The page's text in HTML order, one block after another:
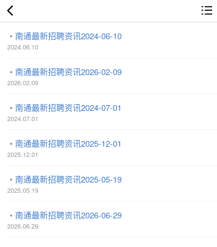
南通最新招聘资讯2024-06-10
2024.06.10
南通最新招聘资讯2026-02-09
2026.02.09
南通最新招聘资讯2024-07-01
2024.07.01
南通最新招聘资讯2025-12-01
2025.12.01
南通最新招聘资讯2025-05-19
2025.05.19
南通最新招聘资讯2026-06-29
2026.06.29